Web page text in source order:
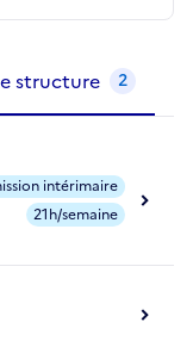
structure 2
intérimaire
21h/semaine